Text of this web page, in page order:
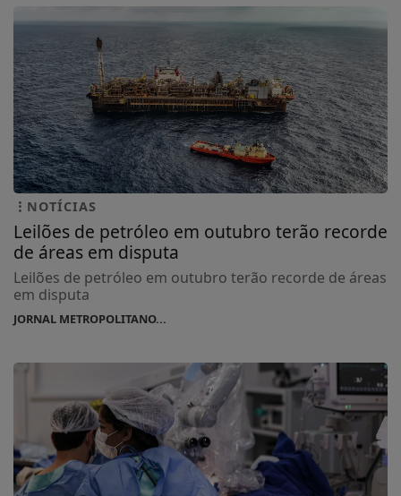
NOTÍCIAS
Leilões de petróleo em outubro terão recorde
de áreas em disputa
Leilões de petróleo em outubro terão recorde de áreas
em disputa
JORNAL METROPOLITANO...